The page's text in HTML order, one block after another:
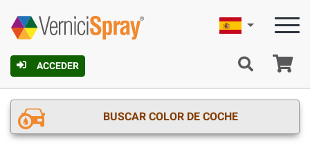
ACCEDER
Español
BUSCAR COLOR DE COCHE